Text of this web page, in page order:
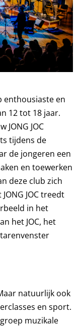
enthousiaste en
12 tot 18 jaar.
JOC
tijdens de
de jongeren een
en toewerken
deze club zich
JOC treedt
in het
het JOC, het
natuurlijk ook
en sport.
muzikale